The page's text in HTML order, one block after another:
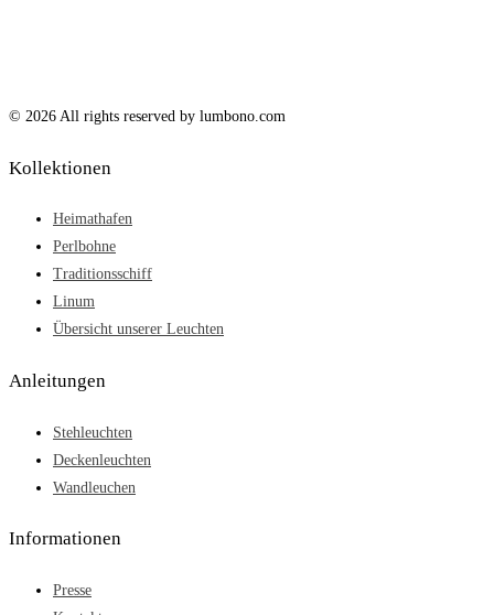
© 2026 All rights reserved by lumbono.com
Kollektionen
Heimathafen
Perlbohne
Traditionsschiff
Linum
Übersicht unserer Leuchten
Anleitungen
Stehleuchten
Deckenleuchten
Wandleuchen
Informationen
Presse